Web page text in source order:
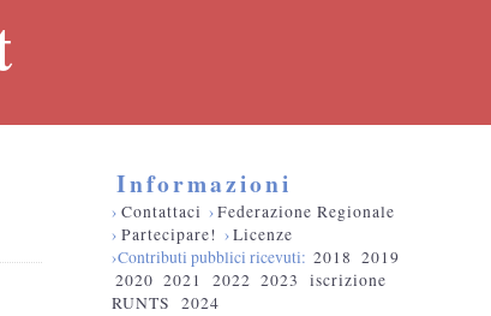
Informazioni
› Contattaci ›Federazione Regionale
› Partecipare! ›Licenze
›Contributi pubblici ricevuti: 2018 2019
2020 2021 2022 2023
iscrizione
RUNTS
2024